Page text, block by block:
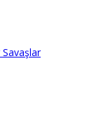
Savaşlar